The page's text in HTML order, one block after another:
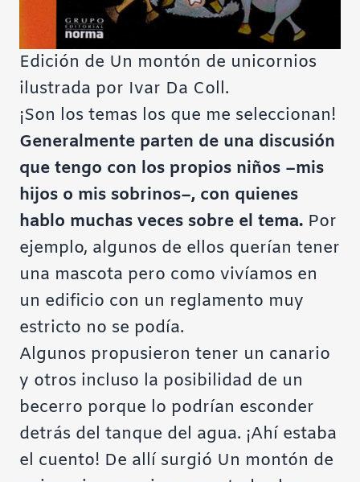
Edición de Un montón de unicornios
ilustrada por Ivar Da Coll.
¡Son los temas los que me seleccionan!
Generalmente parten de una discusión
que tengo con los propios niños –mis
hijos o mis sobrinos–, con quienes
hablo muchas veces sobre el tema. Por
ejemplo, algunos de ellos querían tener
una mascota pero como vivíamos en
un edificio con un reglamento muy
estricto no se podía.
Algunos propusieron tener un canario
y otros incluso la posibilidad de un
becerro porque lo podrían esconder
detrás del tanque del agua. ¡Ahí estaba
el cuento! De allí surgió Un montón de